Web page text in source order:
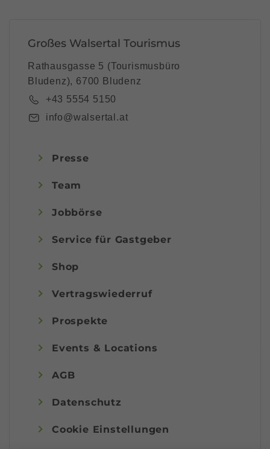
Großes Walsertal Tourismus
Rathausgasse 5 (Tourismusbüro
Bludenz), 6700 Bludenz
+43 5554 5150
info@walsertal.at
Presse
Team
Jobbörse
Service für Gastgeber
Shop
Vertragswiederruf
Prospekte
Events & Locations
AGB
Datenschutz
Cookie Einstellungen